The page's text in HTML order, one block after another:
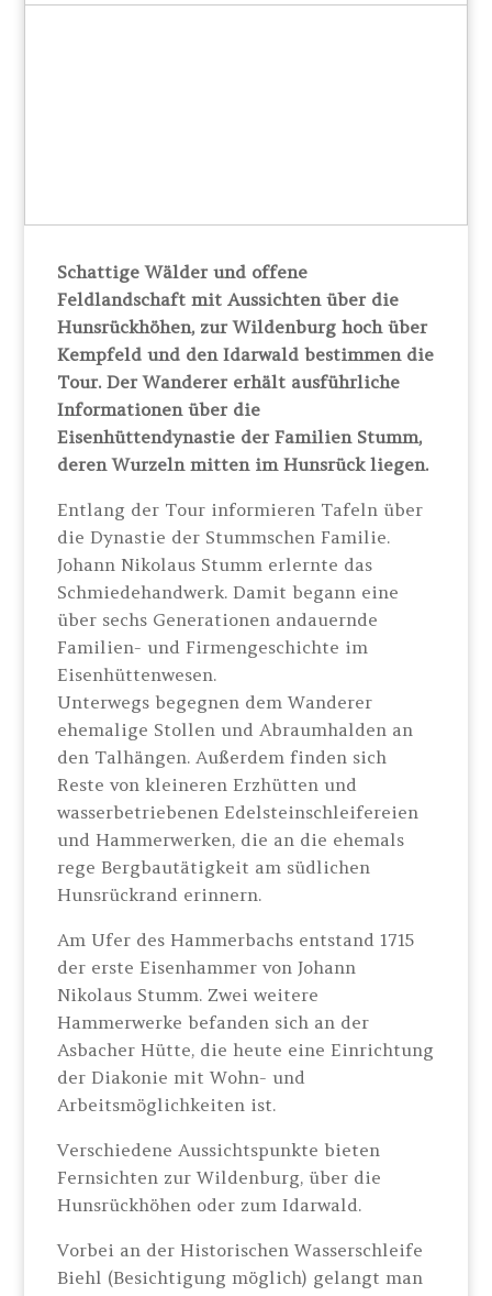
Schattige Wälder und offene
Feldlandschaft mit Aussichten über die
Hunsrückhöhen, zur Wildenburg hoch über
Kempfeld und den Idarwald bestimmen die
Tour. Der Wanderer erhält ausführliche
Informationen über die
Eisenhüttendynastie der Familien Stumm,
deren Wurzeln mitten im Hunsrück liegen.
Entlang der Tour informieren Tafeln über
die Dynastie der Stummschen Familie.
Johann Nikolaus Stumm erlernte das
Schmiedehandwerk. Damit begann eine
über sechs Generationen andauernde
Familien- und Firmengeschichte im
Eisenhüttenwesen.
Unterwegs begegnen dem Wanderer
ehemalige Stollen und Abraumhalden an
den Talhängen. Außerdem finden sich
Reste von kleineren Erzhütten und
wasserbetriebenen Edelsteinschleifereien
und Hammerwerken, die an die ehemals
rege Bergbautätigkeit am südlichen
Hunsrückrand erinnern.
Am Ufer des Hammerbachs entstand 1715
der erste Eisenhammer von Johann
Nikolaus Stumm. Zwei weitere
Hammerwerke befanden sich an der
Asbacher Hütte, die heute eine Einrichtung
der Diakonie mit Wohn- und
Arbeitsmöglichkeiten ist.
Verschiedene Aussichtspunkte bieten
Fernsichten zur Wildenburg, über die
Hunsrückhöhen oder zum Idarwald.
Vorbei an der Historischen Wasserschleife
Biehl (Besichtigung möglich) gelangt man